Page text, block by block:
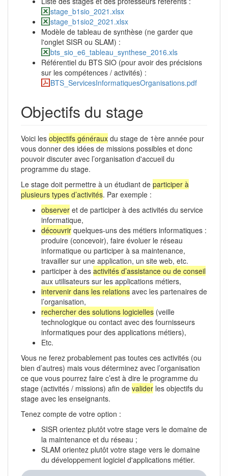
stage_b1sio_2021.xlsx
stage_b1sio2_2021.xlsx
Modèle de tableau de synthèse (ne garder que
l'onglet SISR ou SLAM) :
bts_sio_e6_tableau_synthese_2016.xls
Référentiel du BTS SIO (pour avoir des précisions
sur les compétences / activités) :
BTS_ServicesInformatiquesOrganisations.pdf
Objectifs du stage
Voici les objectifs généraux du stage de 1ère année pour
vous donner des idées de missions possibles et donc
pouvoir discuter avec l’organisation d'accueil du
programme du stage.
Le stage doit permettre à un étudiant de participer à
plusieurs types d’activités. Par exemple :
observer et de participer à des activités du service
informatique,
découvrir quelques-uns des métiers informatiques :
produire (concevoir), faire évoluer le réseau
informatique ou participer à sa maintenance,
travailler sur une application, un site web, etc.
participer à des activités d’assistance ou de conseil
aux utilisateurs sur les applications métiers,
intervenir dans les relations avec les partenaires de
l’organisation,
rechercher des solutions logicielles (veille
technologique ou contact avec des fournisseurs
informatiques pour des applications métiers),
Etc.
Vous ne ferez probablement pas toutes ces activités (ou
bien d’autres) mais vous déterminez avec l’organisation
ce que vous pourrez faire c’est à dire le programme du
stage (activités / missions) afin de valider les objectifs du
stage avec les enseignants.
Tenez compte de votre option :
SISR orientez plutôt votre stage vers le domaine de
la maintenance et du réseau ;
SLAM orientez plutôt votre stage vers le domaine
du développement logiciel d'applications métier.